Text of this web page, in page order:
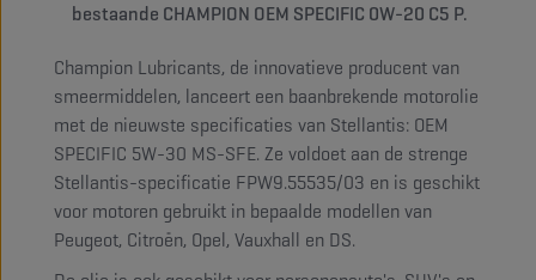
bestaande CHAMPION OEM SPECIFIC 0W-20 C5 P.
Champion Lubricants, de innovatieve producent van
smeermiddelen, lanceert een baanbrekende motorolie
met de nieuwste specificaties van Stellantis: OEM
SPECIFIC 5W-30 MS-SFE. Ze voldoet aan de strenge
Stellantis-specificatie FPW9.55535/03 en is geschikt
voor motoren gebruikt in bepaalde modellen van
Peugeot, Citroën, Opel, Vauxhall en DS.